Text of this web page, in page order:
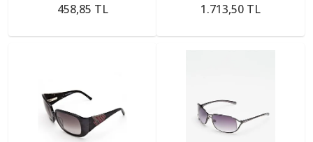
458,85 TL 1.713,50 TL